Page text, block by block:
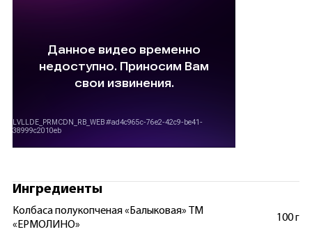
Ингредиенты
Колбаса полукопченая «Балыковая» ТМ
«ЕРМОЛИНО»
100 г